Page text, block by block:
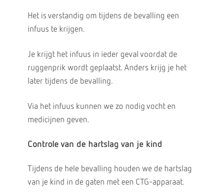
Het is verstandig om tijdens de bevalling een
infuus te krijgen.
Je krijgt het infuus in ieder geval voordat de
ruggenprik wordt geplaatst. Anders krijg je het
later tijdens de bevalling.
Via het infuus kunnen we zo nodig vocht en
medicijnen geven.
Controle van de hartslag van je kind
Tijdens de hele bevalling houden we de hartslag
van je kind in de gaten met een CTG-apparaat.